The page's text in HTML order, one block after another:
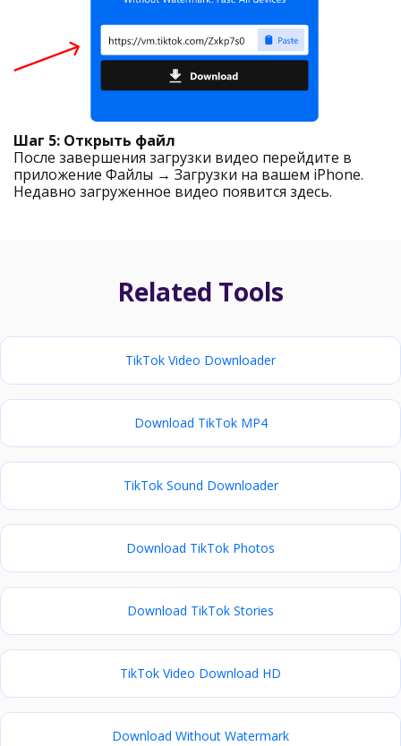
Шаг 5: Открыть файл
После завершения загрузки видео перейдите в
приложение Файлы → Загрузки на вашем iPhone.
Недавно загруженное видео появится здесь.
Related Tools
TikTok Video Downloader
Download TikTok MP4
TikTok Sound Downloader
Download TikTok Photos
Download TikTok Stories
TikTok Video Download HD
Download Without Watermark